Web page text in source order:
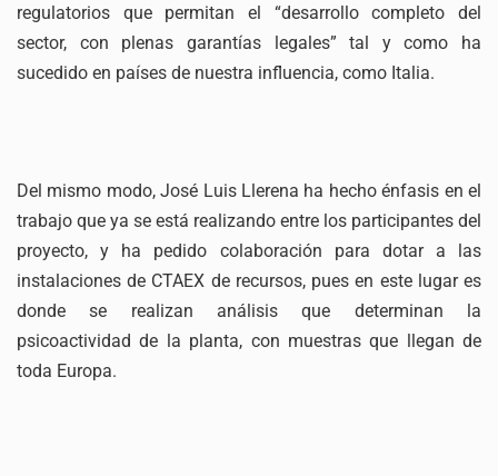
regulatorios que permitan el “desarrollo completo del
sector, con plenas garantías legales” tal y como ha
sucedido en países de nuestra influencia, como Italia.
Del mismo modo, José Luis Llerena ha hecho énfasis en el
trabajo que ya se está realizando entre los participantes del
proyecto, y ha pedido colaboración para dotar a las
instalaciones de CTAEX de recursos, pues en este lugar es
donde se realizan análisis que determinan la
psicoactividad de la planta, con muestras que llegan de
toda Europa.